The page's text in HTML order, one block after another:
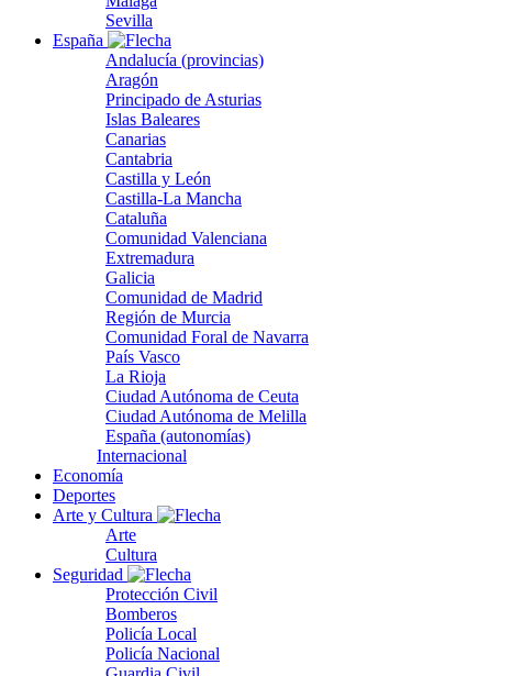
Sevilla
España
Andalucía (provincias)
Aragón
Principado de Asturias
Islas Baleares
Canarias
Cantabria
Castilla y León
Castilla-La Mancha
Cataluña
Comunidad Valenciana
Extremadura
Galicia
Comunidad de Madrid
Región de Murcia
Comunidad Foral de Navarra
País Vasco
La Rioja
Ciudad Autónoma de Ceuta
Ciudad Autónoma de Melilla
España (autonomías)
Internacional
Economía
Deportes
Arte y Cultura
Arte
Cultura
Seguridad
Protección Civil
Bomberos
Policía Local
Policía Nacional